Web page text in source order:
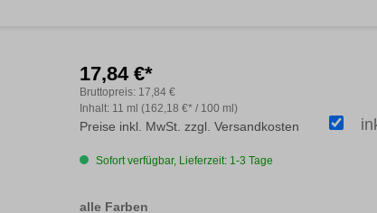
17,84 €*
Inhalt: 11 ml (162,18 €* / 100 ml)
Bruttopreis: 17,84 €
Preise inkl. MwSt. zzgl. Versandkosten
Sofort verfügbar, Lieferzeit: 1-3 Tage
alle Farbenauswählen